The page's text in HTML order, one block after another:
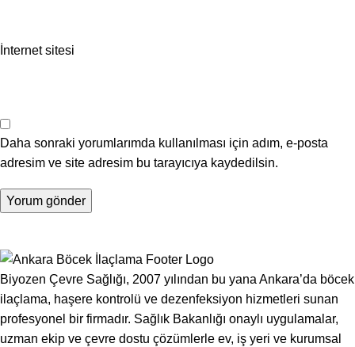
İnternet sitesi
Daha sonraki yorumlarımda kullanılması için adım, e-posta
adresim ve site adresim bu tarayıcıya kaydedilsin.
Biyozen Çevre Sağlığı, 2007 yılından bu yana Ankara’da böcek
ilaçlama, haşere kontrolü ve dezenfeksiyon hizmetleri sunan
profesyonel bir firmadır. Sağlık Bakanlığı onaylı uygulamalar,
uzman ekip ve çevre dostu çözümlerle ev, iş yeri ve kurumsal